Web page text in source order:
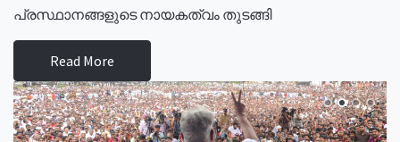
പ്രസ്ഥാനങ്ങളുടെ നായകത്വം തുടങ്ങി
Read More